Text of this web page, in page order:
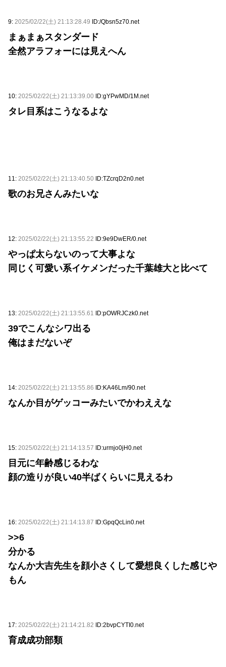
9: 2025/02/22(土) 21:13:28.49 ID:/Qbsn5z70.net
まぁまぁスタンダード
全然アラフォーには見えへん
10: 2025/02/22(土) 21:13:39.00 ID:gYPwMD/1M.net
タレ目系はこうなるよな
11: 2025/02/22(土) 21:13:40.50 ID:TZcrqD2n0.net
歌のお兄さんみたいな
12: 2025/02/22(土) 21:13:55.22 ID:9e9DwER/0.net
やっぱ太らないのって大事よな
同じく可愛い系イケメンだった千葉雄大と比べて
13: 2025/02/22(土) 21:13:55.61 ID:pOWRJCzk0.net
39でこんなシワ出る
俺はまだないぞ
14: 2025/02/22(土) 21:13:55.86 ID:KA46Lm/90.net
なんか目がゲッコーみたいでかわええな
15: 2025/02/22(土) 21:14:13.57 ID:urmjo0jH0.net
目元に年齢感じるわな
顔の造りが良い40半ばくらいに見えるわ
16: 2025/02/22(土) 21:14:13.87 ID:GpqQcLin0.net
>>6
分かる
なんか大吉先生を顔小さくして愛想良くした感じや
もん
17: 2025/02/22(土) 21:14:21.82 ID:2bvpCYTI0.net
育成成功部類